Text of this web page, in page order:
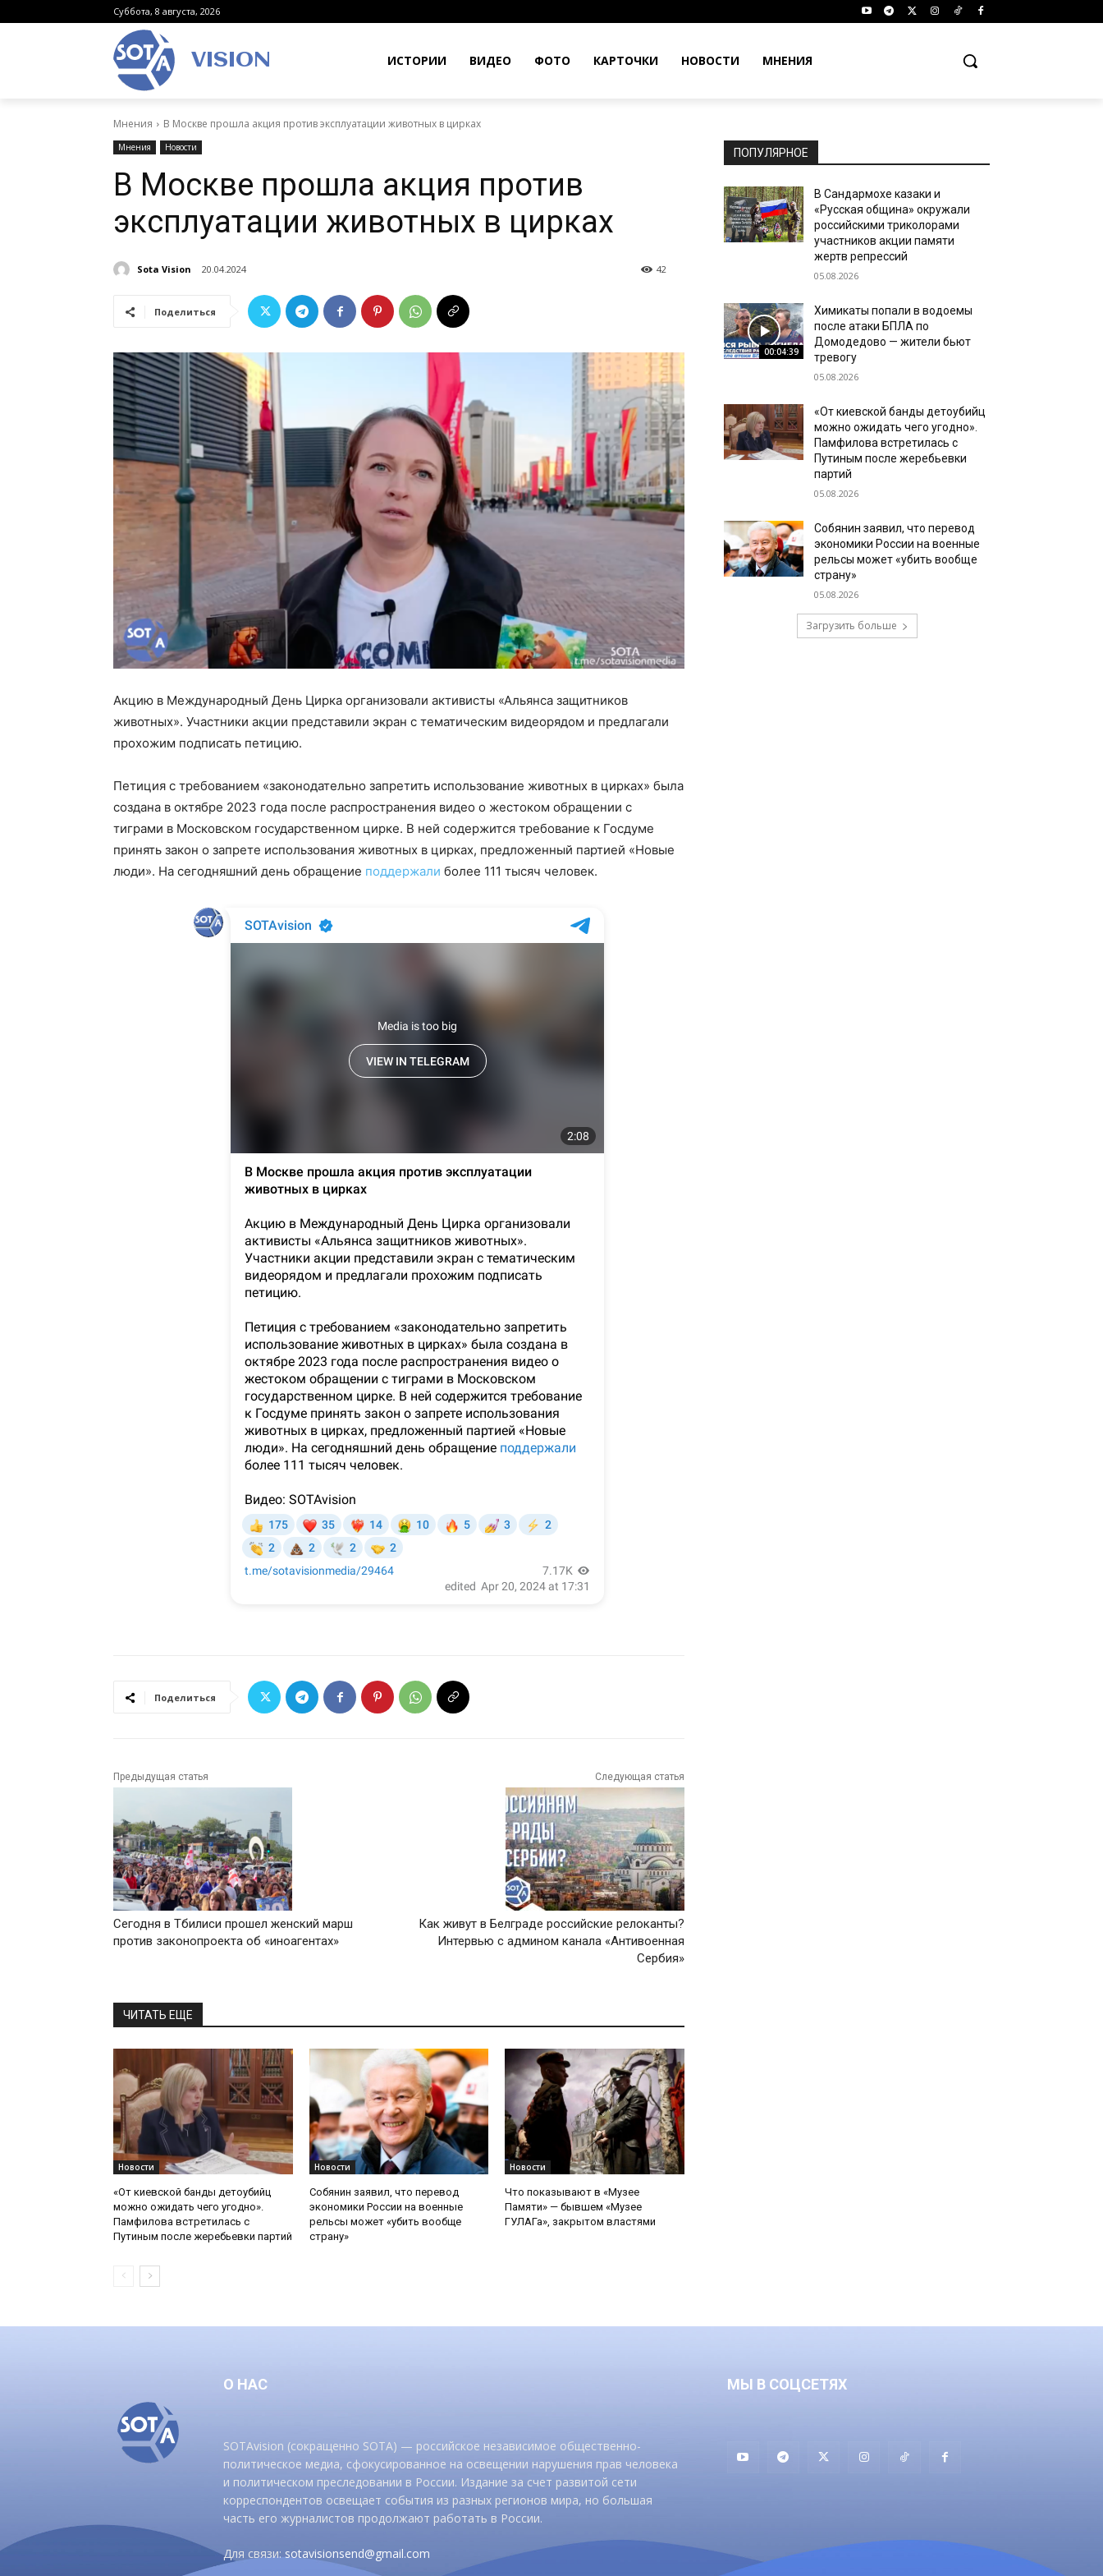
Суббота, 8 августа, 2026
VISION ИСТОРИИ ВИДЕО ФОТО КАРТОЧКИ НОВОСТИ МНЕНИЯ
Мнения В Москве прошла акция против эксплуатации животных в цирках
Мнения Новости
В Москве прошла акция против
эксплуатации животных в цирках
Sota Vision 20.04.2024 42
Поделиться
Акцию в Международный День Цирка организовали активисты «Альянса защитников
животных». Участники акции представили экран с тематическим видеорядом и предлагали
прохожим подписать петицию.
Петиция с требованием «законодательно запретить использование животных в цирках» была
создана в октябре 2023 года после распространения видео о жестоком обращении с
тиграми в Московском государственном цирке. В ней содержится требование к Госдуме
принять закон о запрете использования животных в цирках, предложенный партией «Новые
люди». На сегодняшний день обращение поддержали более 111 тысяч человек.
Поделиться
Предыдущая статья
Сегодня в Тбилиси прошел женский марш
против законопроекта об «иноагентах»
Следующая статья
Как живут в Белграде российские релоканты?
Интервью с админом канала «Антивоенная
Сербия»
ЧИТАТЬ ЕЩЕ
Новости
«От киевской банды детоубийц
можно ожидать чего угодно».
Памфилова встретилась с
Путиным после жеребьевки партий
Новости
Собянин заявил, что перевод
экономики России на военные
рельсы может «убить вообще
страну»
Новости
Что показывают в «Музее
Памяти» — бывшем «Музее
ГУЛАГа», закрытом властями
ПОПУЛЯРНОЕ
В Сандармохе казаки и
«Русская община» окружали
российскими триколорами
участников акции памяти
жертв репрессий
05.08.2026
00:04:39
Химикаты попали в водоемы
после атаки БПЛА по
Домодедово — жители бьют
тревогу
05.08.2026
«От киевской банды детоубийц
можно ожидать чего угодно».
Памфилова встретилась с
Путиным после жеребьевки
партий
05.08.2026
Собянин заявил, что перевод
экономики России на военные
рельсы может «убить вообще
страну»
05.08.2026
Загрузить больше
О НАС
SOTAvision (сокращенно SOTA) — российское независимое общественно-
политическое медиа, сфокусированное на освещении нарушения прав человека
и политическом преследовании в России. Издание за счет развитой сети
корреспондентов освещает события из разных регионов мира, но большая
часть его журналистов продолжают работать в России.
Для связи:sotavisionsend@gmail.com
МЫ В СОЦСЕТЯХ